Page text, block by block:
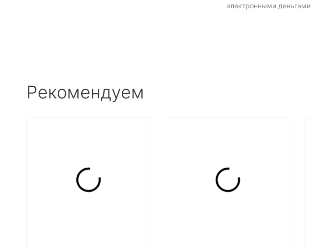
электронными деньгами
Рекомендуем